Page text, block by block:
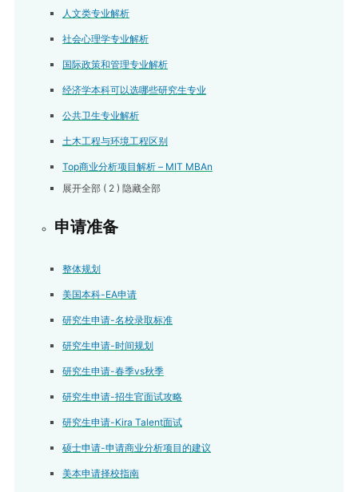
人文类专业解析
社会心理学专业解析
国际政策和管理专业解析
经济学本科可以选哪些研究生专业
公共卫生专业解析
土木工程与环境工程区别
Top商业分析项目解析 – MIT MBAn
展开全部 ( 2 ) 隐藏全部
申请准备
整体规划
美国本科-EA申请
研究生申请-名校录取标准
研究生申请-时间规划
研究生申请-春季vs秋季
研究生申请-招生官面试攻略
研究生申请-Kira Talent面试
硕士申请-申请商业分析项目的建议
美本申请择校指南